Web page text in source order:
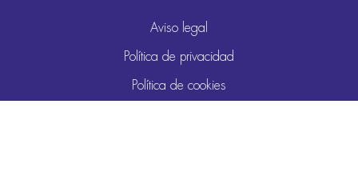
Aviso legal
Política de privacidad
Política de cookies